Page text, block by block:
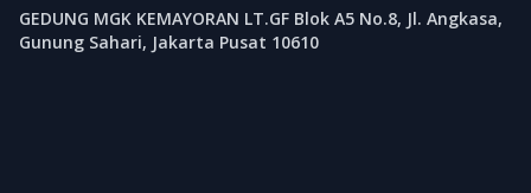
GEDUNG MGK KEMAYORAN LT.GF Blok A5 No.8, Jl. Angkasa,
Gunung Sahari, Jakarta Pusat 10610